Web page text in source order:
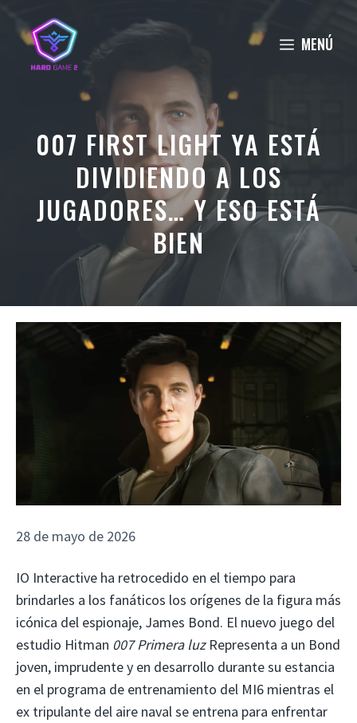
contenido
MENÚ
007 FIRST LIGHT YA ESTÁ
DIVIDIENDO A LOS
JUGADORES… Y ESO ESTÁ
BIEN
28 de mayo de 2026
IO Interactive ha retrocedido en el tiempo para
brindarles a los fanáticos los orígenes de la figura más
icónica del espionaje, James Bond. El nuevo juego del
estudio Hitman 007 Primera luzRepresenta a un Bond
joven, imprudente y en desarrollo durante su estancia
en el programa de entrenamiento del MI6 mientras el
ex tripulante del aire naval se entrena para enfrentar